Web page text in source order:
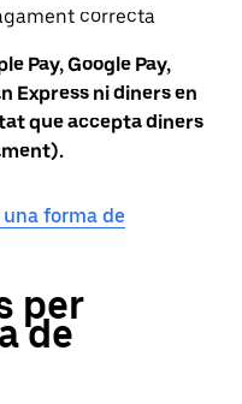
correcta
Pay, Google Pay,
Express ni diners en
que accepta diners
forma de
per
de